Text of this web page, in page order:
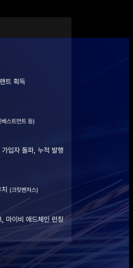
트 획득
스트먼트 등)
입자 돌파, 누적 발행
(크릿벤처스)
마이비 애드체인 런칭